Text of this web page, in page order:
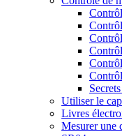
Utiliser le
Livres
Mesurer une